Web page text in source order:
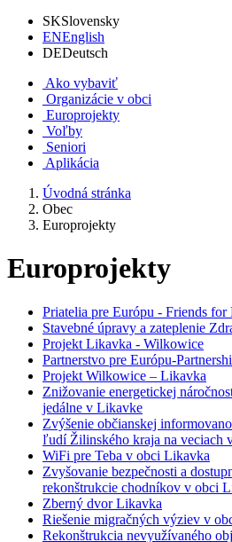
SKSlovensky
ENEnglish
DEDeutsch
Ako vybaviť
Organizácie v obci
Europrojekty
Voľby
Seniori
Aplikácia
Úvodná stránka
Obec
Europrojekty
Europrojekty
Priatelia pre Európu - Friends for
Stavebné úpravy a zateplenie
Projekt Likavka - Wilkowice
Partnerstvo pre Európu-
Projekt Wilkowice – Likavka
Znižovanie energetickej
jedálne v Likavke
Zvýšenie občianskej
ľudí Žilinského kraja na veciach
WiFi pre Teba v obci Likavka
Zvyšovanie bezpečnosti a
rekonštrukcie chodníkov v obci
Zberný dvor Likavka
Riešenie migračných výziev v
Rekonštrukcia nevyužívaného